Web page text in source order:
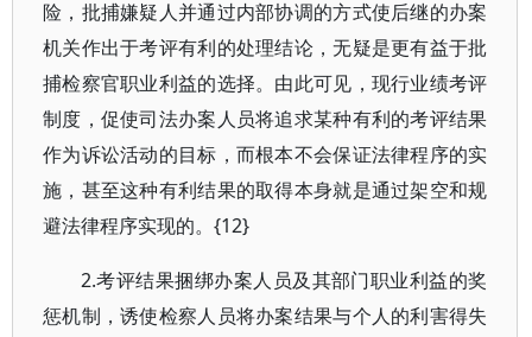
险，批捕嫌疑人并通过内部协调的方式使后继的办案
机关作出于考评有利的处理结论，无疑是更有益于批
捕检察官职业利益的选择。由此可见，现行业绩考评
制度，促使司法办案人员将追求某种有利的考评结果
作为诉讼活动的目标，而根本不会保证法律程序的实
施，甚至这种有利结果的取得本身就是通过架空和规
避法律程序实现的。{12}
2.考评结果捆绑办案人员及其部门职业利益的奖
惩机制，诱使检察人员将办案结果与个人的利害得失